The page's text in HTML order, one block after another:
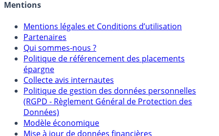
Mentions légales et Conditions d’utilisation
Partenaires
Qui sommes-nous ?
Politique de référencement des placements
épargne
Collecte avis internautes
Politique de gestion des données personnelles
(RGPD - Règlement Général de Protection des
Données)